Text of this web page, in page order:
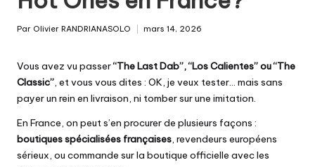
Par Olivier RANDRIANASOLO mars 14, 2026
Vous avez vu passer“The Last Dab”, “Los Calientes” ou “The
Classic”, et vous vous dites : OK, je veux tester… mais sans
payer un rein en livraison, ni tomber sur une imitation.
En France, on peut s’en procurer de plusieurs façons :
boutiques spécialisées françaises, revendeurs européens
sérieux, ou commande sur la boutique officielle avec les